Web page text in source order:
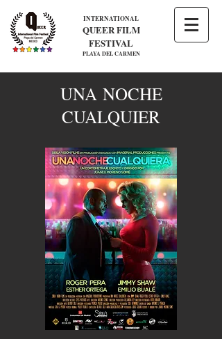
INTERNATIONAL
QUEER FILM
FESTIVAL
PLAYA DEL CARMEN
UNA NOCHE
CUALQUIER